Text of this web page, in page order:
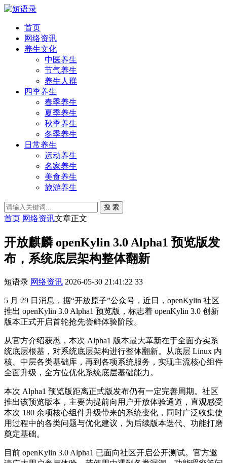
首页
网络资讯
养生文化
中医养生
节气养生
养生人群
四季养生
春季养生
夏季养生
秋季养生
冬季养生
日常养生
运动养生
名家养生
美食养生
旅游养生
搜 索
首页 网络资讯文章正文
开放麒麟 openKylin 3.0 Alpha1 预览版发
布，系统底层架构整体翻新
短语录 网络资讯 2026-05-30 21:41:22 33
5 月 29 日消息，据“开放原子”公众号，近日，openKylin 社区
推出 openKylin 3.0 Alpha1 预览版，标志着 openKylin 3.0 创新
版本正式开启首轮抢先尝鲜体验阶段。
从官方介绍获悉，本次 Alpha1 版本最大革新在于全面夯实系
统底层根基，对系统底层架构进行整体翻新。从底层 Linux 内
核、中层各类基础库，再到各项系统服务，实现主流核心组件
全面升级，全方位优化系统底层基础能力。
本次 Alpha1 预览版距离正式版发布仍有一定完善周期。社区
推出该预览版本，主要为提前向用户开放体验通道，直观感受
本次 180 余项核心组件升级带来的系统变化，同时广泛收集使
用过程中的各类问题与优化建议，为后续版本迭代、功能打磨
奠定基础。
目前 openKylin 3.0 Alpha1 已面向社区开启公开测试。官方邀